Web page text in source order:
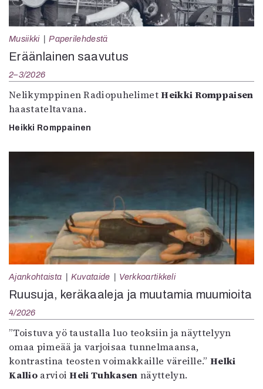
Musiikki Paperilehdestä
Eräänlainen saavutus
2–3/2026
Nelikymppinen RadiopuhelimetHeikki Romppaisen
haastateltavana.
Heikki Romppainen
Ajankohtaista Kuvataide Verkkoartikkeli
Ruusuja, keräkaaleja ja muutamia muumioita
4/2026
”Toistuva yö taustalla luo teoksiin ja näyttelyyn
omaa pimeää ja varjoisaa tunnelmaansa,
kontrastina teosten voimakkaille väreille.”Helki
KallioarvioiHeli Tuhkasen näyttelyn.